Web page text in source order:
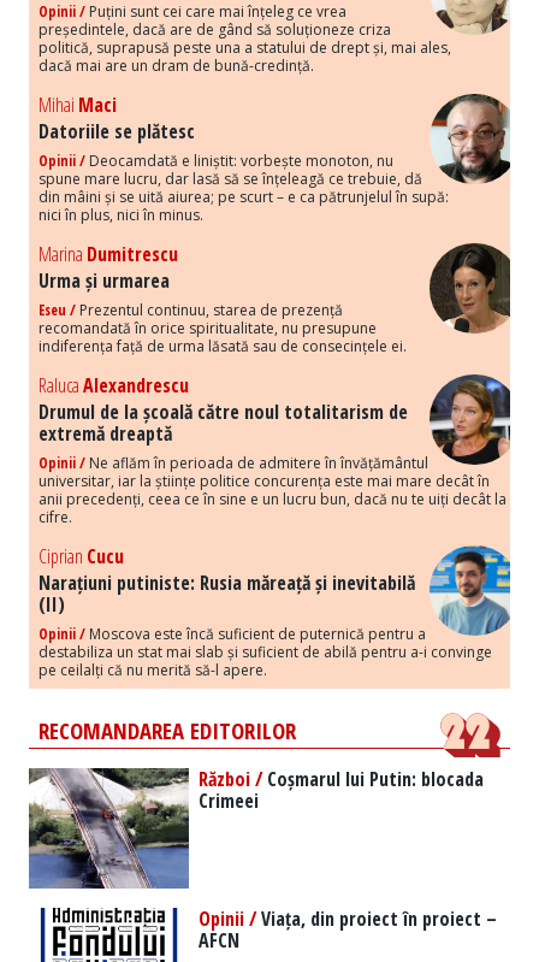
Opinii / Puțini sunt cei care mai înțeleg ce vrea
președintele, dacă are de gând să soluționeze criza
politică, suprapusă peste una a statului de drept și, mai ales,
dacă mai are un dram de bună-credință.
Mihai Maci
Datoriile se plătesc
Opinii / Deocamdată e liniștit: vorbește monoton, nu
spune mare lucru, dar lasă să se înțeleagă ce trebuie, dă
din mâini și se uită aiurea; pe scurt – e ca pătrunjelul în supă:
nici în plus, nici în minus.
Marina Dumitrescu
Urma și urmarea
Eseu / Prezentul continuu, starea de prezență
recomandată în orice spiritualitate, nu presupune
indiferența față de urma lăsată sau de consecințele ei.
RalucaAlexandrescu
Drumul de la școală către noul totalitarism de
extremă dreaptă
Opinii / Ne aflăm în perioada de admitere în învățământul
universitar, iar la științe politice concurența este mai mare decât în
anii precedenți, ceea ce în sine e un lucru bun, dacă nu te uiți decât la
cifre.
Ciprian Cucu
Narațiuni putiniste: Rusia măreață și inevitabilă
(II)
Opinii / Moscova este încă suficient de puternică pentru a
destabiliza un stat mai slab și suficient de abilă pentru a-i convinge
pe ceilalți că nu merită să-l apere.
RECOMANDAREA EDITORILOR
Război /Coșmarul lui Putin: blocada
Crimeei
Opinii /Viața, din proiect în proiect –
AFCN